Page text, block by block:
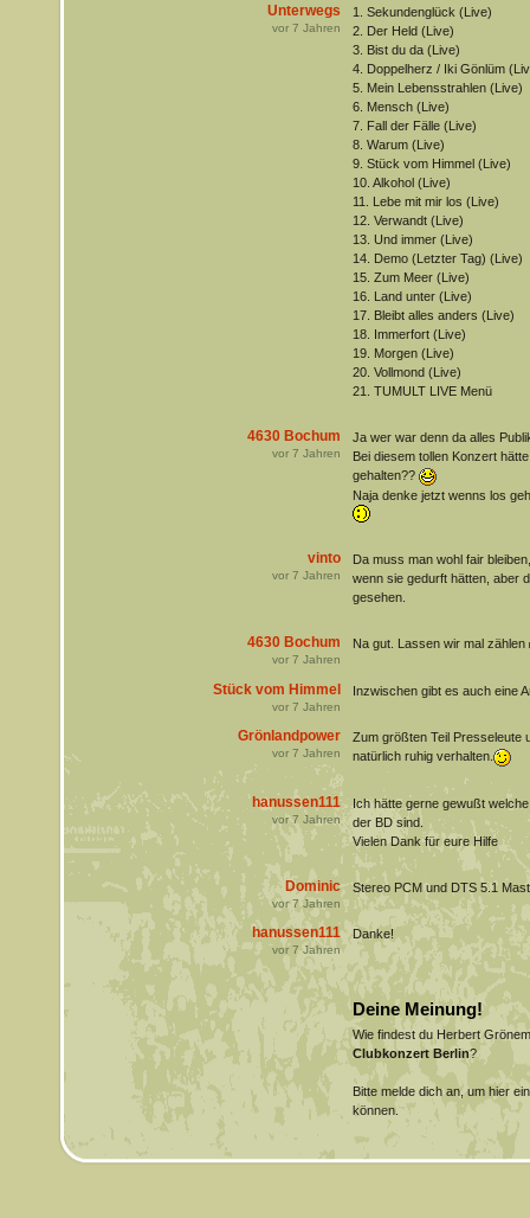
Unterwegs
vor 7 Jahren
1. Sekundenglück (Live)
2. Der Held (Live)
3. Bist du da (Live)
4. Doppelherz / Iki Gönlüm
5. Mein Lebensstrahlen (Live)
6. Mensch (Live)
7. Fall der Fälle (Live)
8. Warum (Live)
9. Stück vom Himmel (Live)
10. Alkohol (Live)
11. Lebe mit mir los (Live)
12. Verwandt (Live)
13. Und immer (Live)
14. Demo (Letzter Tag) (Live)
15. Zum Meer (Live)
16. Land unter (Live)
17. Bleibt alles anders (Live)
18. Immerfort (Live)
19. Morgen (Live)
20. Vollmond (Live)
21. TUMULT LIVE Menü
4630 Bochum
vor 7 Jahren
Ja wer war denn da alles
Bei diesem tollen Konzert
gehalten??
Naja denke jetzt wenns los
vinto
vor 7 Jahren
Da muss man wohl fair
wenn sie gedurft hätten, aber
gesehen.
4630 Bochum
vor 7 Jahren
Na gut. Lassen wir mal zählen
Stück vom Himmel
vor 7 Jahren
Inzwischen gibt es auch eine
Grönlandpower
vor 7 Jahren
Zum größten Teil Presseleute
natürlich ruhig verhalten.
hanussen111
vor7 Jahren
Ich hätte gerne gewußt
der BD sind.
Vielen Dank für eure Hilfe
Dominic
vor7Jahren
Stereo PCM und DTS 5.1
hanussen111
vor7Jahren
Danke!
Deine Meinung!
Wie findest du Herbert
Clubkonzert Berlin?
Bitte melde dich an, um hier
können.